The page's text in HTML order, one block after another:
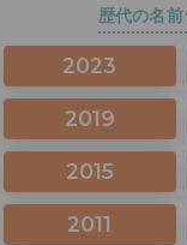
歴代の名
2023
2019
2015
2011